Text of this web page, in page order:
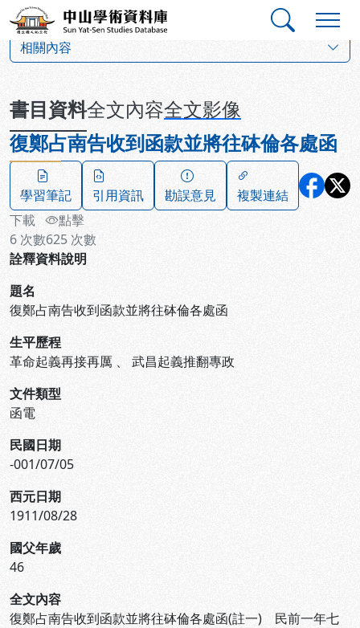
跳到主要內容
中山學術資料庫
相關內容
書目資料全文內容全文影像
復鄭占南告收到函款並將往砵倫各處函
學習筆記 引用資訊 勘誤意見
複製連結
下載
6 次數
點擊
625 次數
詮釋資料說明
題名
復鄭占南告收到函款並將往砵倫各處函
生平歷程
革命起義再接再厲 、 武昌起義推翻專政
文件類型
函電
民國日期
-001/07/05
西元日期
1911/08/28
國父年歲
46
全文內容
復鄭占南告收到函款並將往砵倫各處函(註一) 民前一年七